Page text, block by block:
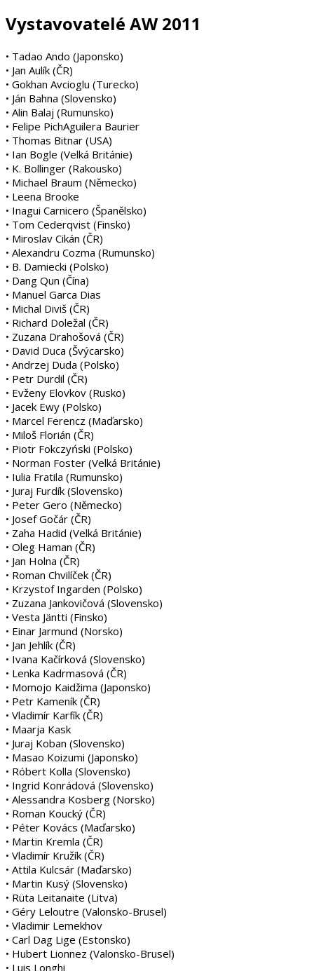
Vystavovatelé AW 2011
• Tadao Ando (Japonsko)
• Jan Aulík (ČR)
• Gokhan Avcioglu (Turecko)
• Ján Bahna (Slovensko)
• Alin Balaj (Rumunsko)
• Felipe PichAguilera Baurier
• Thomas Bitnar (USA)
• Ian Bogle (Velká Británie)
• K. Bollinger (Rakousko)
• Michael Braum (Německo)
• Leena Brooke
• Inagui Carnicero (Španělsko)
• Tom Cederqvist (Finsko)
• Miroslav Cikán (ČR)
• Alexandru Cozma (Rumunsko)
• B. Damiecki (Polsko)
• Dang Qun (Čína)
• Manuel Garca Dias
• Michal Diviš (ČR)
• Richard Doležal (ČR)
• Zuzana Drahošová (ČR)
• David Duca (Švýcarsko)
• Andrzej Duda (Polsko)
• Petr Durdil (ČR)
• Evženy Elovkov (Rusko)
• Jacek Ewy (Polsko)
• Marcel Ferencz (Maďarsko)
• Miloš Florián (ČR)
• Piotr Fokczyński (Polsko)
• Norman Foster (Velká Británie)
• Iulia Fratila (Rumunsko)
• Juraj Furdík (Slovensko)
• Peter Gero (Německo)
• Josef Gočár (ČR)
• Zaha Hadid (Velká Británie)
• Oleg Haman (ČR)
• Jan Holna (ČR)
• Roman Chvilíček (ČR)
• Krzystof Ingarden (Polsko)
• Zuzana Jankovičová (Slovensko)
• Vesta Jäntti (Finsko)
• Einar Jarmund (Norsko)
• Jan Jehlík (ČR)
• Ivana Kačírková (Slovensko)
• Lenka Kadrmasová (ČR)
• Momojo Kaidžima (Japonsko)
• Petr Kameník (ČR)
• Vladimír Karfík (ČR)
• Maarja Kask
• Juraj Koban (Slovensko)
• Masao Koizumi (Japonsko)
• Róbert Kolla (Slovensko)
• Ingrid Konrádová (Slovensko)
• Alessandra Kosberg (Norsko)
• Roman Koucký (ČR)
• Péter Kovács (Maďarsko)
• Martin Kremla (ČR)
• Vladimír Kružík (ČR)
• Attila Kulcsár (Maďarsko)
• Martin Kusý (Slovensko)
• Rüta Leitanaite (Litva)
• Géry Leloutre (Valonsko-Brusel)
• Vladimir Lemekhov
• Carl Dag Lige (Estonsko)
• Hubert Lionnez (Valonsko-Brusel)
• Luis Longhi